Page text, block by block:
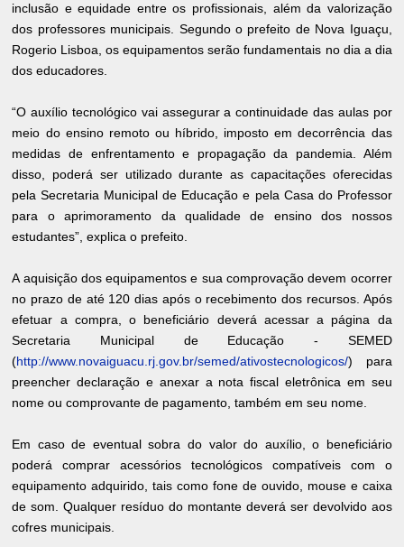
inclusão e equidade entre os profissionais, além da valorização
dos professores municipais. Segundo o prefeito de Nova Iguaçu,
Rogerio Lisboa, os equipamentos serão fundamentais no dia a dia
dos educadores.
“O auxílio tecnológico vai assegurar a continuidade das aulas por
meio do ensino remoto ou híbrido, imposto em decorrência das
medidas de enfrentamento e propagação da pandemia. Além
disso, poderá ser utilizado durante as capacitações oferecidas
pela Secretaria Municipal de Educação e pela Casa do Professor
para o aprimoramento da qualidade de ensino dos nossos
estudantes”, explica o prefeito.
A aquisição dos equipamentos e sua comprovação devem ocorrer
no prazo de até 120 dias após o recebimento dos recursos. Após
efetuar a compra, o beneficiário deverá acessar a página da
Secretaria Municipal de Educação - SEMED
(http://www.novaiguacu.rj.gov.br/semed/ativostecnologicos/) para
preencher declaração e anexar a nota fiscal eletrônica em seu
nome ou comprovante de pagamento, também em seu nome.
Em caso de eventual sobra do valor do auxílio, o beneficiário
poderá comprar acessórios tecnológicos compatíveis com o
equipamento adquirido, tais como fone de ouvido, mouse e caixa
de som. Qualquer resíduo do montante deverá ser devolvido aos
cofres municipais.